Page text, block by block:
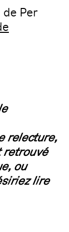
de Per
relecture,
retrouvé
ou
lire